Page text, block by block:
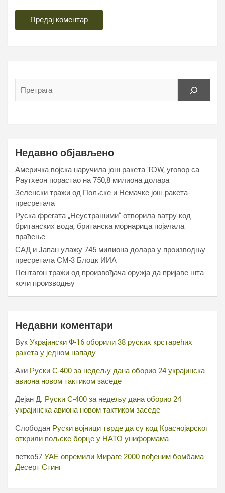
Недавно објављено
Америчка војска наручила још ракета ТОW, уговор са
Раyтхеон порастао на 750,8 милиона долара
Зеленски тражи од Пољске и Немачке још ракета-
пресретача
Руска фрегата „Неустрашими“ отворила ватру код
британских вода, британска морнарица појачала
праћење
САД и Јапан улажу 745 милиона долара у производњу
пресретача СМ-3 Блоцк ИИА
Пентагон тражи од произвођача оружја да пријаве шта
кочи производњу
Недавни коментари
Вук Украјински Ф-16 оборили 38 руских крстарећих
ракета у једном нападу
Аки Руски С-400 за недељу дана оборио 24 украјинска
авиона новом тактиком заседе
Дејан Д. Руски С-400 за недељу дана оборио 24
украјинска авиона новом тактиком заседе
Слободан Руски војници тврде да су код Краснојарског
открили пољске борце у НАТО униформама
петко57 УАЕ опремили Мираге 2000 вођеним бомбама
Десерт Стинг